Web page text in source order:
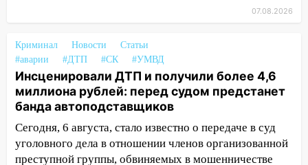
более 4,6 миллиона рублей: перед
судом предстанет банда
автоподставщиков
13:36 В Инзе произошел крупный пожар
13:00 В суде защитили репутацию
мужчины, которого необоснованно
обвиняли в жестоком обращении с
07.08.2026
Криминал Новости
Статьи
#аварии
#ДТП #СК #УМВД
Инсценировали ДТП и получили более 4,6
миллиона рублей: перед судом предстанет
банда автоподставщиков
Сегодня, 6 августа, стало известно о передаче в суд
уголовного дела в отношении членов организованной
преступной группы, обвиняемых в мошенничестве